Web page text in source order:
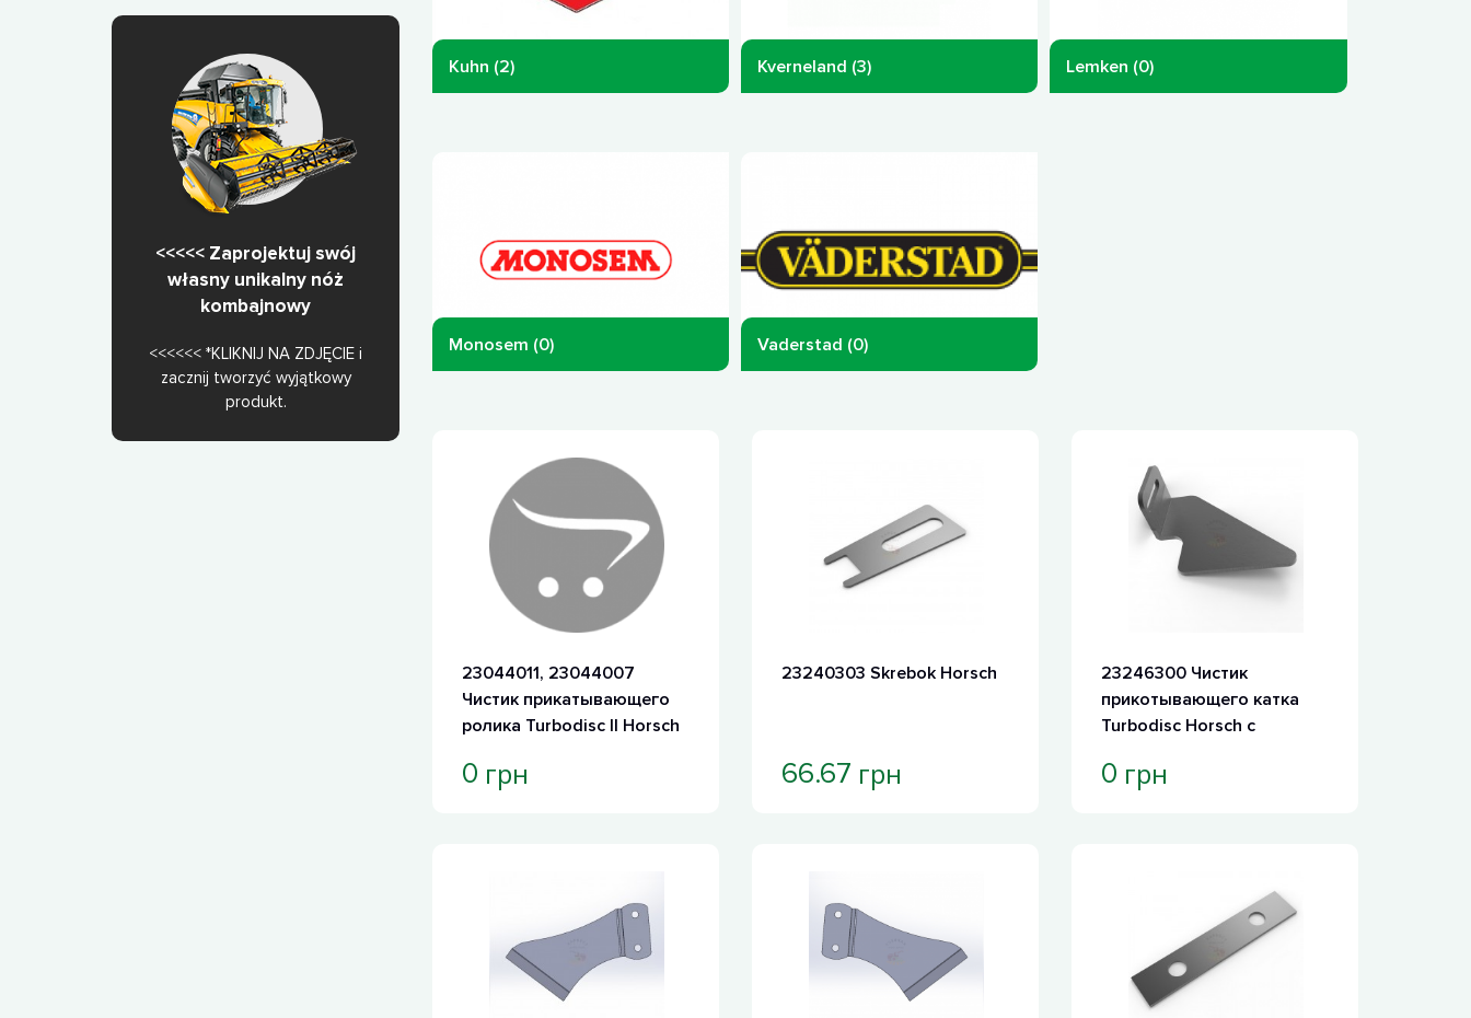
<<<<< Zaprojektuj swój
własny unikalny nóż
kombajnowy
<<<<<< *KLIKNIJ NA ZDJĘCIE i
zacznij tworzyć wyjątkowy
produkt.
Kuhn (2) Kverneland (3) Lemken (0)
Monosem (0) Vaderstad (0)
23044011, 23044007
Чистик прикатывающего
ролика Turbodisc II Horsch
0 грн
23240303 Skrebok Horsch
66.67 грн
23246300 Чистик
прикотывающего катка
Turbodisc Horsch с
0 грн